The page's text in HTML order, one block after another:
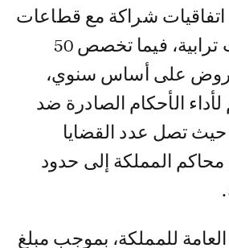
شراكة مع قطاعات
وزارية وجماعات ترابية، فيما تخصص 50
على أساس سنوي،
لأداء الأحكام الصادرة ضد
تصل عدد القضايا
محاكم المملكة إلى حدود
للمملكة، بموجب مبلغ